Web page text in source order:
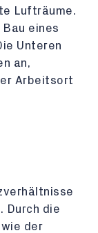
Lufträume.
eines
Unteren
an,
Arbeitsort
Durch die
der